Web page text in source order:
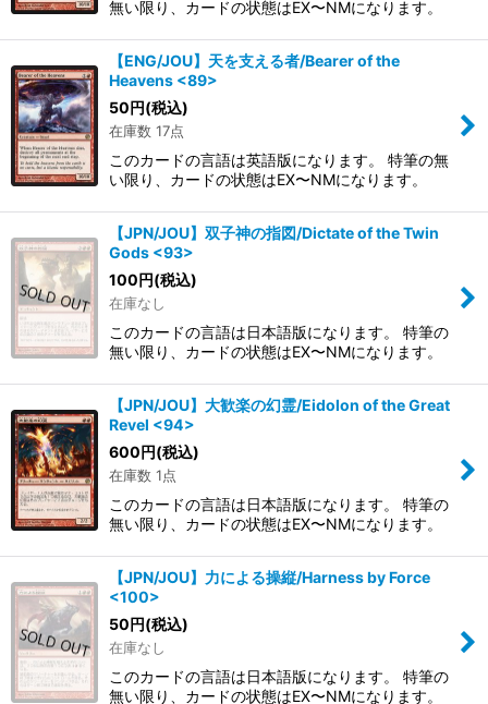
無い限り、カードの状態はEX〜NMになります。
【ENG/JOU】天を支える者/Bearer of the
Heavens <89>
50円(税込)
在庫数 17点
このカードの言語は英語版になります。 特筆の無
い限り、カードの状態はEX〜NMになります。
【JPN/JOU】双子神の指図/Dictate of the Twin
Gods <93>
100円(税込)
在庫なし
このカードの言語は日本語版になります。 特筆の
無い限り、カードの状態はEX〜NMになります。
【JPN/JOU】大歓楽の幻霊/Eidolon of the Great
Revel <94>
600円(税込)
在庫数 1点
このカードの言語は日本語版になります。 特筆の
無い限り、カードの状態はEX〜NMになります。
【JPN/JOU】力による操縦/Harness by Force
<100>
50円(税込)
在庫なし
このカードの言語は日本語版になります。 特筆の
無い限り、カードの状態はEX〜NMになります。